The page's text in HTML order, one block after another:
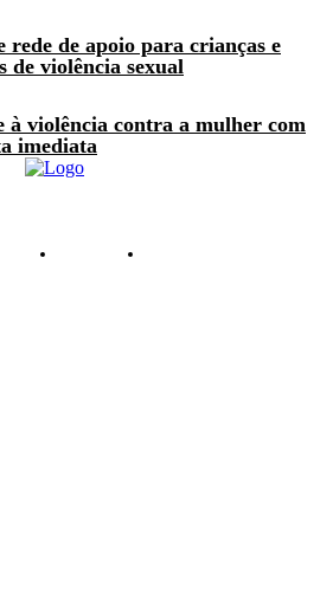
rede de apoio para crianças e
de violência sexual
à violência contra a mulher com
imediata